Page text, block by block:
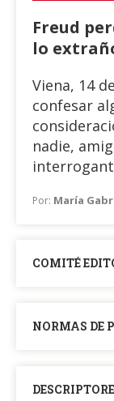
COMITÉ
NORMAS DE
Las
actual.
Freud
lo
Viena, 14
confesar
nadie,
me parece
(cit. en
Por: María